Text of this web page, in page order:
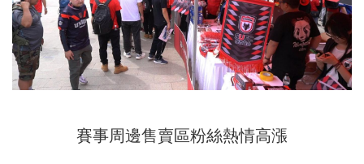
賽事周邊售賣區粉絲熱情高漲